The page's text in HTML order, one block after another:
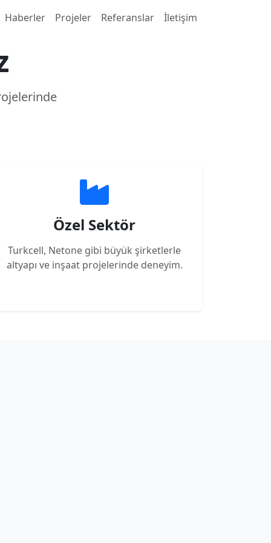
Haberler Projeler Referanslar İletişim
Özel Sektör
Turkcell, Netone gibi büyük şirketlerle
altyapı ve inşaat projelerinde deneyim.